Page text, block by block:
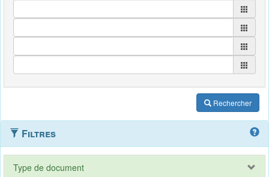
Rechercher
Filtres
Type de document